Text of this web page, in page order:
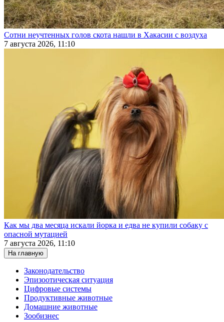
Сотни неучтенных голов скота нашли в Хакасии с воздуха
7 августа 2026, 11:10
Как мы два месяца искали йорка и едва не купили собаку с
опасной мутацией
7 августа 2026, 11:10
На главную
Законодательство
Эпизоотическая ситуация
Цифровые системы
Продуктивные животные
Домашние животные
Зообизнес